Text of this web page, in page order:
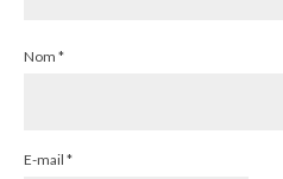
Nom *
E-mail *